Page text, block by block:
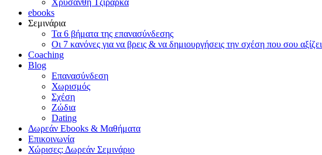
Χρυσάνθη Τζιράρκα
ebooks
Σεμινάρια
Τα 6 βήματα της επανασύνδεσης
Οι 7 κανόνες για να βρεις & να δημιουργήσεις την σχέση που σου αξίζει
Coaching
Blog
Επανασύνδεση
Χωρισμός
Σχέση
Ζώδια
Dating
Δωρεάν Ebooks & Μαθήματα
Επικοινωνία
Χώρισες; Δωρεάν Σεμινάριο